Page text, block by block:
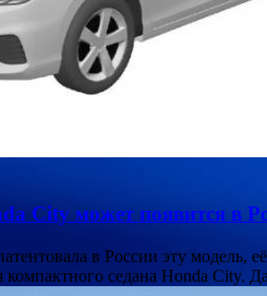
City может появится в
в России эту
компактного седана Honda City.